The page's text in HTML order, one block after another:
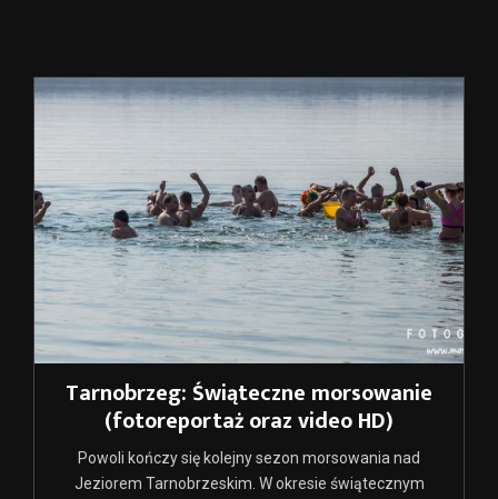
Tarnobrzeg: Świąteczne morsowanie
(fotoreportaż oraz video HD)
Powoli kończy się kolejny sezon morsowania nad
Jeziorem Tarnobrzeskim. W okresie świątecznym